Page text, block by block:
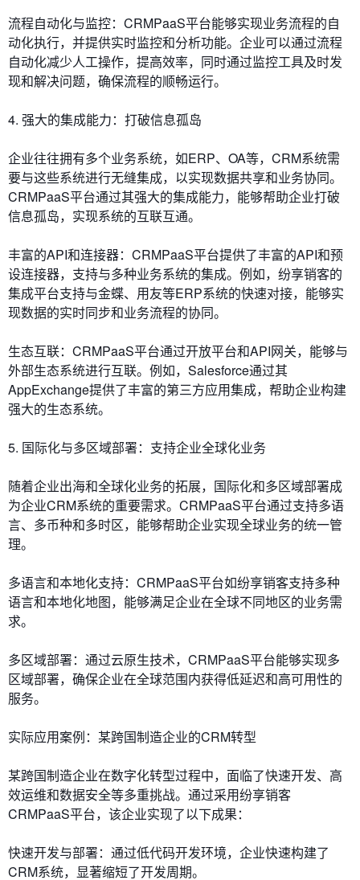
流程自动化与监控：CRMPaaS平台能够实现业务流程的自
动化执行，并提供实时监控和分析功能。企业可以通过流程
自动化减少人工操作，提高效率，同时通过监控工具及时发
现和解决问题，确保流程的顺畅运行。
4. 强大的集成能力：打破信息孤岛
企业往往拥有多个业务系统，如ERP、OA等，CRM系统需
要与这些系统进行无缝集成，以实现数据共享和业务协同。
CRMPaaS平台通过其强大的集成能力，能够帮助企业打破
信息孤岛，实现系统的互联互通。
丰富的API和连接器：CRMPaaS平台提供了丰富的API和预
设连接器，支持与多种业务系统的集成。例如，纷享销客的
集成平台支持与金蝶、用友等ERP系统的快速对接，能够实
现数据的实时同步和业务流程的协同。
生态互联：CRMPaaS平台通过开放平台和API网关，能够与
外部生态系统进行互联。例如，Salesforce通过其
AppExchange提供了丰富的第三方应用集成，帮助企业构建
强大的生态系统。
5. 国际化与多区域部署：支持企业全球化业务
随着企业出海和全球化业务的拓展，国际化和多区域部署成
为企业CRM系统的重要需求。CRMPaaS平台通过支持多语
言、多币种和多时区，能够帮助企业实现全球业务的统一管
理。
多语言和本地化支持：CRMPaaS平台如纷享销客支持多种
语言和本地化地图，能够满足企业在全球不同地区的业务需
求。
多区域部署：通过云原生技术，CRMPaaS平台能够实现多
区域部署，确保企业在全球范围内获得低延迟和高可用性的
服务。
实际应用案例：某跨国制造企业的CRM转型
某跨国制造企业在数字化转型过程中，面临了快速开发、高
效运维和数据安全等多重挑战。通过采用纷享销客
CRMPaaS平台，该企业实现了以下成果：
快速开发与部署：通过低代码开发环境，企业快速构建了
CRM系统，显著缩短了开发周期。